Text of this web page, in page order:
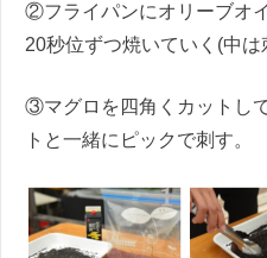
②フライパンにオリーブオ
20秒位ずつ焼いていく(中は
③マグロを四角くカットし
トと一緒にピックで刺す。